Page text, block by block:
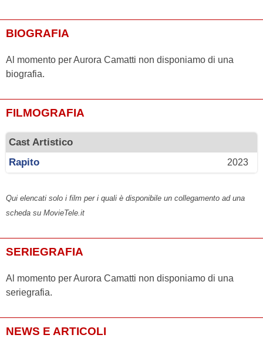
BIOGRAFIA
Al momento per Aurora Camatti non disponiamo di una
biografia.
FILMOGRAFIA
Cast Artistico
2023
Rapito
Qui elencati solo i film per i quali è disponibile un collegamento ad una
scheda su MovieTele.it
SERIEGRAFIA
Al momento per Aurora Camatti non disponiamo di una
seriegrafia.
NEWS E ARTICOLI